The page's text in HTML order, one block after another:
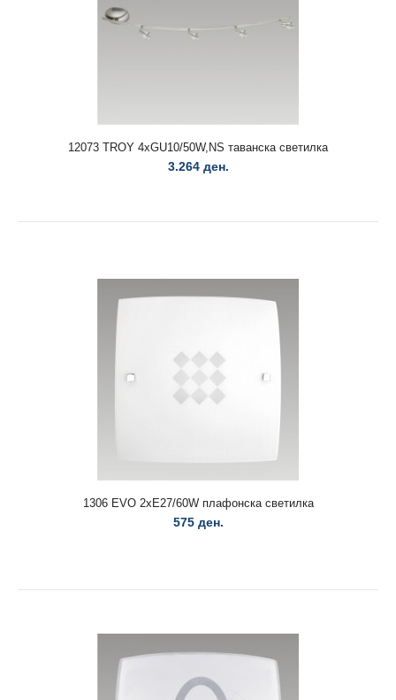
12054 LINDOS 2xE14/40W,IP44,CHROME Ѕидна светилка
1.434 ден.
12054 LINDOS 2xE14/40W,IP44,CHROME Ѕидна светилка..
12055 ANITA 2XE14/40W IP 44/CHROME Ѕидна светилка
1.800 ден.
12055 ANITA 2XE14/40W IP 44/CHROME Ѕидна светилка..
12073 TROY 4xGU10/50W,NS таванска светилка
3.264 ден.
1306 EVO 2xE27/60W плафонска светилка
575 ден.